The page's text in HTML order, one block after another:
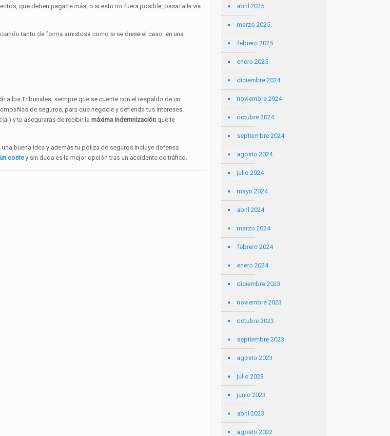
que deben pagarte más, o si esto no fuera posible, pasar a la vía
tanto de forma amistosa como si se diese el caso, en una
a los Tribunales, siempre que se cuente con el respaldo de un
de seguros, para que negocie y defienda tus intereses.
y te asegurarás de recibir lamáxima indemnización que te
buena idea y además tu póliza de seguros incluye defensa
costey sin duda es la mejor opción tras un accidente de tráfico.
abril 2025
marzo 2025
febrero 2025
enero 2025
diciembre 2024
noviembre 2024
octubre 2024
septiembre 2024
agosto 2024
julio 2024
mayo 2024
abril 2024
marzo 2024
febrero 2024
enero 2024
diciembre 2023
noviembre 2023
octubre 2023
septiembre 2023
agosto 2023
julio 2023
junio 2023
abril 2023
agosto 2022